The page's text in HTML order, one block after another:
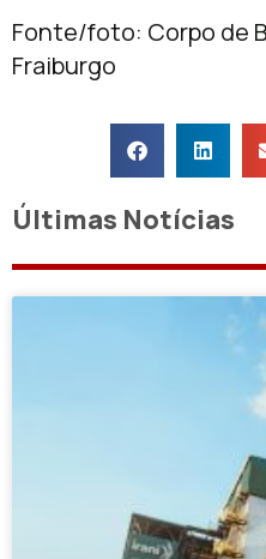
Fonte/foto: Corpo de
Fraiburgo
Últimas Notícias